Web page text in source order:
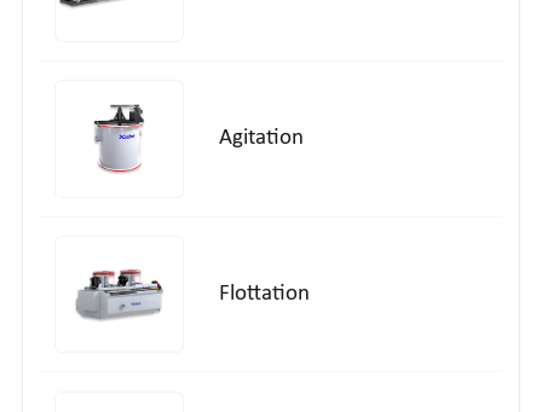
Agitation
Flottation